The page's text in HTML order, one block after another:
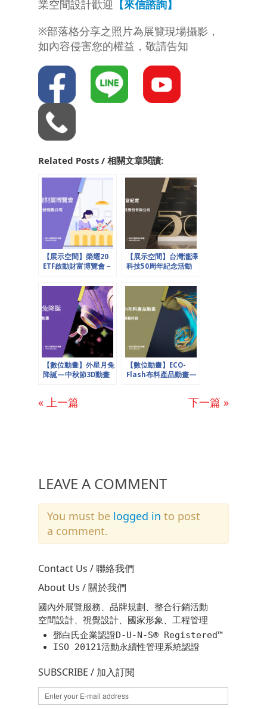
業空間設計歡迎 【來信諮詢】
※部落格分享之照片為展覽現場攝影，
如內容侵害您的權益，敬請告知
Related Posts / 相關文章閱讀:
【展示空間】榮耀20
ETF啟動財富博覽會－
【展示空間】台灣瀧澤
科技50周年紀念活動
【數位動畫】外星月兔
降誕—中秋節3D動畫
【數位動畫】ECO-
Flash布料產品動畫—
« 上一篇 下一篇 »
LEAVE A COMMENT
You must be logged in to post
a comment.
Contact Us / 聯絡我們
About Us / 關於我們
國內外展覽服務、品牌規劃、整合行銷活動
空間設計、視覺設計、國家形象、工程管理
鄧白氏企業認證D-U-N-S® Registered™
ISO 20121活動永續性管理系統認證
SUBSCRIBE / 加入訂閱